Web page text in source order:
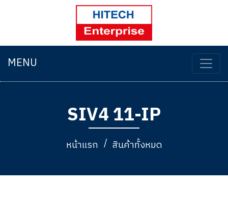
MENU
SIV4 11-IP
หน้าแรก สินค้าทั้งหมด